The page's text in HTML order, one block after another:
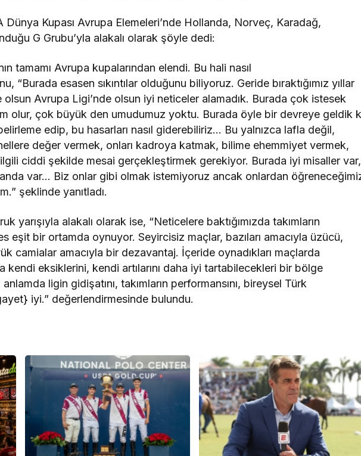
Dünya Kupası Avrupa Elemeleri’nde Hollanda, Norveç, Karadağ,
G Grubu’yla alakalı olarak şöyle dedi:
tamamı Avrupa kupalarından elendi. Bu hali nasıl
“Burada esasen sıkıntılar olduğunu biliyoruz. Geride bıraktığımız yıllar
Avrupa Ligi’nde olsun iyi neticeler alamadık. Burada çok istesek
olur, çok büyük den umudumuz yoktu. Burada öyle bir devreye geldik
edip, bu hasarları nasıl giderebiliriz… Bu yalnızca lafla değil,
değer vermek, onları kadroya katmak, bilime ehemmiyet vermek,
ciddi şekilde mesai gerçekleştirmek gerekiyor. Burada iyi misaller var,
var… Biz onlar gibi olmak istemiyoruz ancak onlardan
şeklinde yanıtladı.
yarışıyla alakalı olarak ise, “Neticelere baktığımızda takımların
eşit bir ortamda oynuyor. Seyircisiz maçlar, bazıları amacıyla üzücü,
camialar amacıyla bir dezavantaj. İçeride oynadıkları maçlarda
kendi eksiklerini, kendi artılarını daha iyi tartabilecekleri bir bölge
ligin gidişatını, takımların performansını, bireysel Türk
iyi.” değerlendirmesinde bulundu.